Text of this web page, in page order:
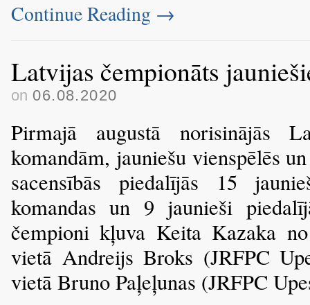
Continue Reading →
Latvijas čempionāts
on 06.08.2020
Pirmajā augustā norisinājās
komandām, jauniešu vienspēlēs
sacensībās piedalījās 15
komandas un 9 jaunieši
čempioni kļuva Keita Kazaka
vietā Andreijs Broks (JRFPC
vietā Bruno Paļeļunas (JRFPC